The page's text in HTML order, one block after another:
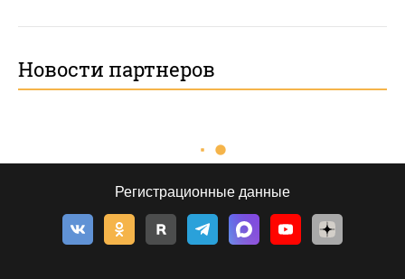
Новости партнеров
Регистрационные данные